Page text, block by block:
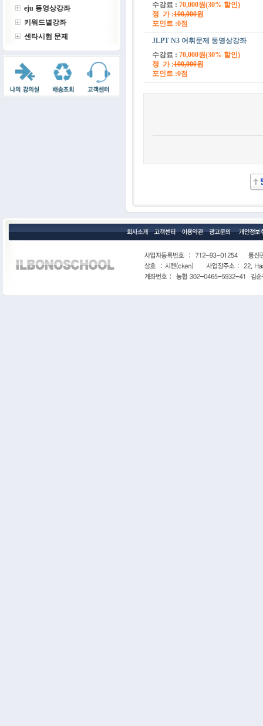
eju 동영상강좌
키워드별강좌
센타시험 문제
수강료 : 70,000원(30% 할인)
정 가 :100,000원
포인트 :0점
JLPT N3 어휘문제 동영상강좌
수강료 : 70,000원(30% 할인)
정 가 :100,000원
포인트 :0점